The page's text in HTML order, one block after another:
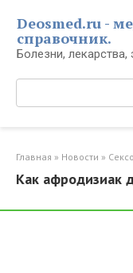
контенту
Deosmed.ru -
справочник.
Болезни,
Главная » Новости »
Как афродизиак